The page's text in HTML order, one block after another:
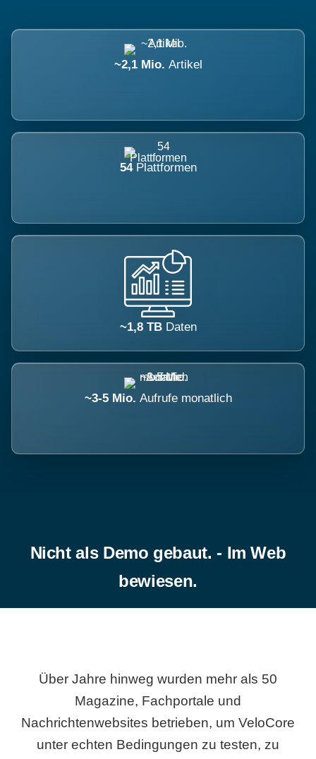
~2,1 Mio. Artikel
54 Plattformen
~1,8 TB Daten
~3-5 Mio. Aufrufe monatlich
Nicht als Demo gebaut. - Im Web
bewiesen.
Über Jahre hinweg wurden mehr als 50
Magazine, Fachportale und
Nachrichtenwebsites betrieben, um VeloCore
unter echten Bedingungen zu testen, zu